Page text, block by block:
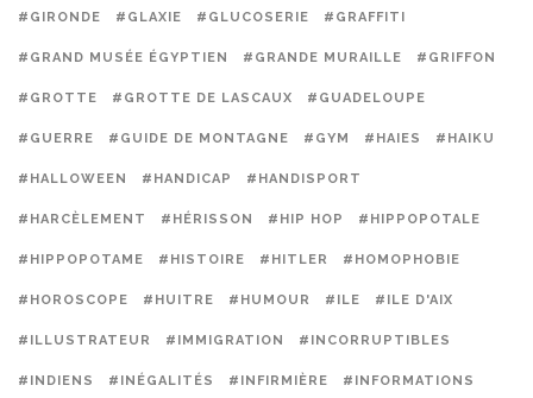
#GIRONDE #GLAXIE #GLUCOSERIE #GRAFFITI
#GRAND MUSÉE ÉGYPTIEN #GRANDE MURAILLE #GRIFFON
#GROTTE #GROTTE DE LASCAUX #GUADELOUPE
#GUERRE #GUIDE DE MONTAGNE #GYM #HAIES #HAIKU
#HALLOWEEN #HANDICAP #HANDISPORT
#HARCÈLEMENT #HÉRISSON #HIP HOP #HIPPOPOTALE
#HIPPOPOTAME #HISTOIRE #HITLER #HOMOPHOBIE
#HOROSCOPE #HUITRE #HUMOUR #ILE #ILE D'AIX
#ILLUSTRATEUR #IMMIGRATION #INCORRUPTIBLES
#INDIENS #INÉGALITÉS #INFIRMIÈRE #INFORMATIONS